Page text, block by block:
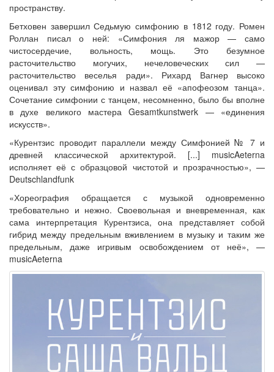
пространству.
Бетховен завершил Седьмую симфонию в 1812 году. Ромен
Роллан писал о ней: «Симфония ля мажор — само
чистосердечие, вольность, мощь. Это безумное
расточительство могучих, нечеловеческих сил —
расточительство веселья ради». Рихард Вагнер высоко
оценивал эту симфонию и назвал её «апофеозом танца».
Сочетание симфонии с танцем, несомненно, было бы вполне
в духе великого мастера Gesamtkunstwerk — «единения
искусств».
«Курентзис проводит параллели между Симфонией № 7 и
древней классической архитектурой. [...] musicAeterna
исполняет её с образцовой чистотой и прозрачностью», —
Deutschlandfunk
«Хореография обращается с музыкой одновременно
требовательно и нежно. Своевольная и вневременная, как
сама интерпретация Курентзиса, она представляет собой
гибрид между предельным вживлением в музыку и таким же
предельным, даже игривым освобождением от неё», —
musicAeterna